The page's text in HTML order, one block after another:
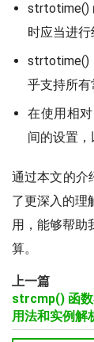
strtotime()
时应当进行
strtotime()
乎支持所有
在使用相
间的设置，
通过本文的介
了更深入的理
用，能够帮助
算。
上一篇
strcmp() 函
用法和实例解